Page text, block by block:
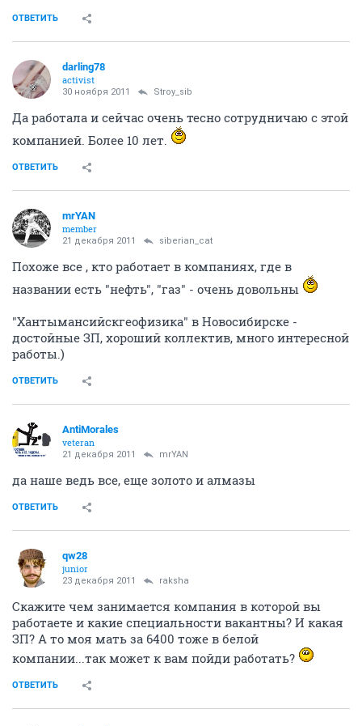
ОТВЕТИТЬ
darling78
activist
30 ноября 2011 Stroy_sib
Да работала и сейчас очень тесно сотрудничаю с этой
компанией. Более 10 лет.
ОТВЕТИТЬ
mrYAN
member
21 декабря 2011 siberian_cat
Похоже все , кто работает в компаниях, где в
названии есть "нефть", "газ" - очень довольны
"Хантымансийскгеофизика" в Новосибирске -
достойные ЗП, хороший коллектив, много интересной
работы.)
ОТВЕТИТЬ
AntiMorales
veteran
21 декабря 2011 mrYAN
да наше ведь все, еще золото и алмазы
ОТВЕТИТЬ
qw28
junior
23 декабря 2011 raksha
Скажите чем занимается компания в которой вы
работаете и какие специальности вакантны? И какая
ЗП? А то моя мать за 6400 тоже в белой
компании...так может к вам пойди работать?
ОТВЕТИТЬ